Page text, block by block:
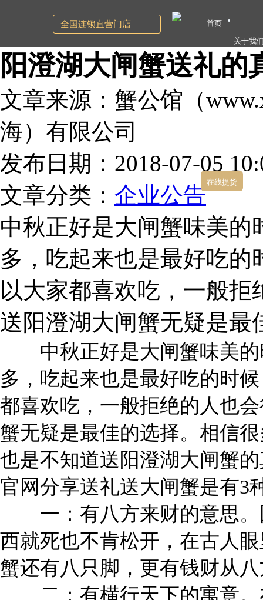
阳澄湖大闸蟹送礼的
文章来源：蟹公馆（
海）有限公司
发布日期：2018-07-05
文章分类： 企业公告
中秋正好是大闸蟹味美
多，吃起来也是最好吃
以大家都喜欢吃，一般
送阳澄湖大闸蟹无疑是最
中秋正好是大闸蟹味美的
多，吃起来也是最好吃的时
都喜欢吃，一般拒绝的人也
蟹无疑是最佳的选择。相信
也是不知道送阳澄湖大闸蟹
官网分享送礼送大闸蟹是有3
一：有八方来财的意思。
西就死也不肯松开，在古人
蟹还有八只脚，更有钱财从
二：有横行天下的寓意。
全国连锁直营门店
首页
关于我
在线提货